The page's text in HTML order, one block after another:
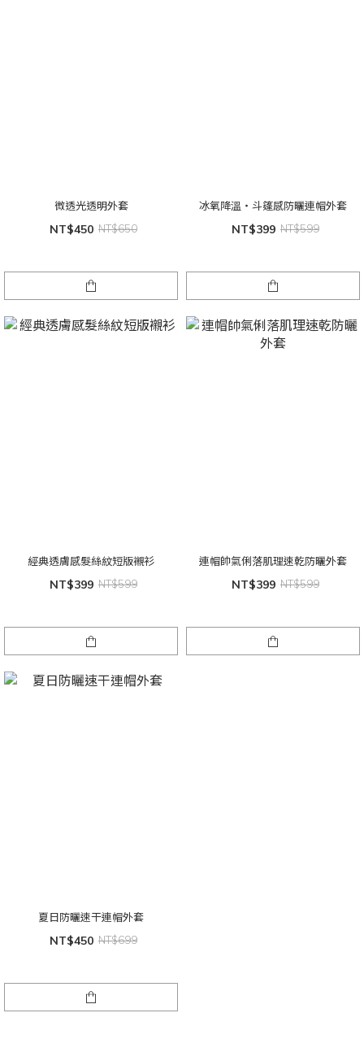
微透光透明外套
NT$450 NT$650
冰氧降溫・斗篷感防曬連帽外套
NT$399 NT$599
經典透膚感髮絲紋短版襯衫
NT$399 NT$599
連帽帥氣俐落肌理速乾防曬外套
NT$399 NT$599
夏日防曬速干連帽外套
NT$450 NT$699